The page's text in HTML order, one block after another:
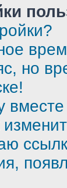
но